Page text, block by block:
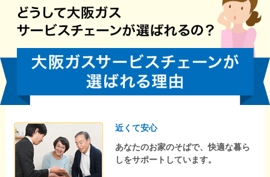
近くて安心
あなたのお家のそばで、快適な暮ら
しをサポートしています。